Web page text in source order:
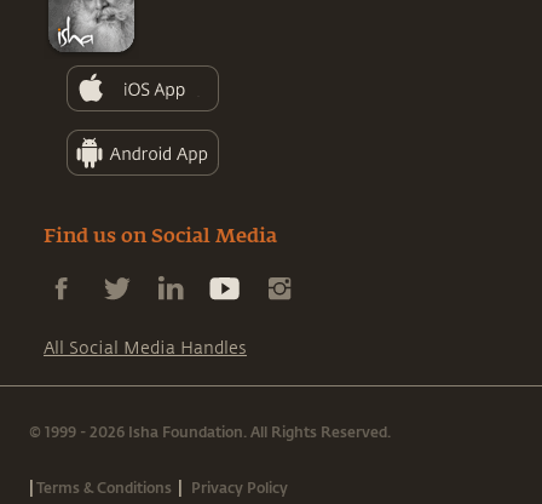
Find us on Social Media
All Social Media Handles
© 1999 - 2026 Isha Foundation. All Rights Reserved.
|Terms & Conditions | Privacy Policy